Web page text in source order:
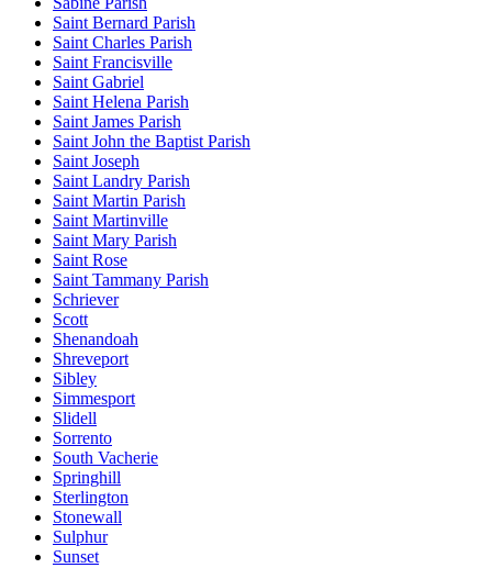
Saint Bernard Parish
Saint Charles Parish
Saint Francisville
Saint Gabriel
Saint Helena Parish
Saint James Parish
Saint John the Baptist Parish
Saint Joseph
Saint Landry Parish
Saint Martin Parish
Saint Martinville
Saint Mary Parish
Saint Rose
Saint Tammany Parish
Schriever
Scott
Shenandoah
Shreveport
Sibley
Simmesport
Slidell
Sorrento
South Vacherie
Springhill
Sterlington
Stonewall
Sulphur
Sunset